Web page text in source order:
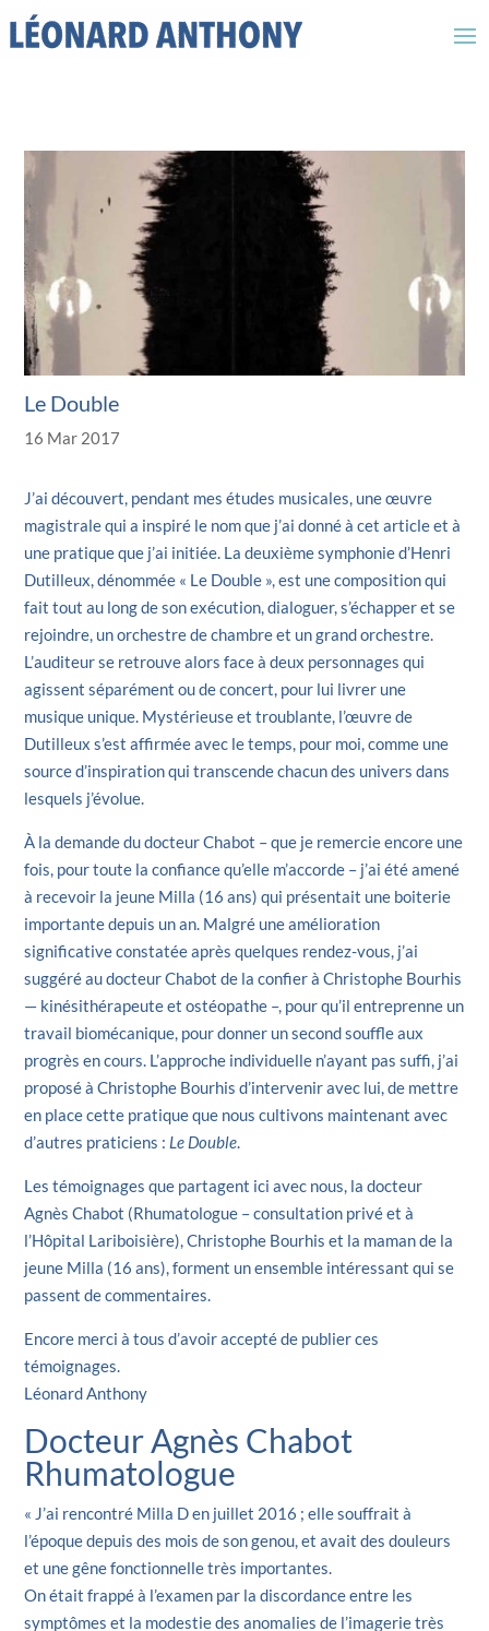
Le Double
16 Mar 2017
J’ai découvert, pendant mes études musicales, une œuvre
magistrale qui a inspiré le nom que j’ai donné à cet article et à
une pratique que j’ai initiée. La deuxième symphonie d’Henri
Dutilleux, dénommée « Le Double », est une composition qui
fait tout au long de son exécution, dialoguer, s’échapper et se
rejoindre, un orchestre de chambre et un grand orchestre.
L’auditeur se retrouve alors face à deux personnages qui
agissent séparément ou de concert, pour lui livrer une
musique unique. Mystérieuse et troublante, l’œuvre de
Dutilleux s’est affirmée avec le temps, pour moi, comme une
source d’inspiration qui transcende chacun des univers dans
lesquels j’évolue.
À la demande du docteur Chabot – que je remercie encore une
fois, pour toute la confiance qu’elle m’accorde – j’ai été amené
à recevoir la jeune Milla (16 ans) qui présentait une boiterie
importante depuis un an. Malgré une amélioration
significative constatée après quelques rendez-vous, j’ai
suggéré au docteur Chabot de la confier à Christophe Bourhis
— kinésithérapeute et ostéopathe –, pour qu’il entreprenne un
travail biomécanique, pour donner un second souffle aux
progrès en cours. L’approche individuelle n’ayant pas suffi, j’ai
proposé à Christophe Bourhis d’intervenir avec lui, de mettre
en place cette pratique que nous cultivons maintenant avec
d’autres praticiens : Le Double.
Les témoignages que partagent ici avec nous, la docteur
Agnès Chabot (Rhumatologue –consultation privéet à
l’Hôpital Lariboisière), Christophe Bourhis et la maman de la
jeune Milla (16 ans), forment un ensemble intéressant qui se
passent de commentaires.
Encore merci à tous d’avoir accepté de publier ces
témoignages.
Léonard Anthony
Docteur Agnès Chabot
Rhumatologue
« J’ai rencontré Milla D en juillet 2016 ; elle souffrait à
l’époque depuis des mois de son genou, et avait des douleurs
et une gêne fonctionnelle très importantes.
On était frappé à l’examen par la discordance entre les
symptômes et la modestie des anomalies de l’imagerie très